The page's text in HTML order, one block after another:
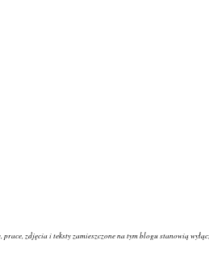
prace, zdjęcia i teksty zamieszczone na tym blogu stanowią